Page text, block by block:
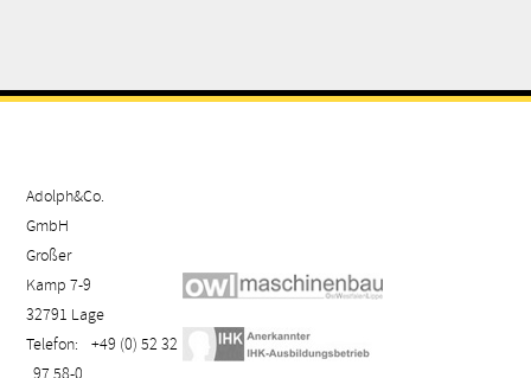
Adolph&Co.
GmbH
Großer
Kamp 7-9
32791 Lage
Telefon:
+49 (0) 52 32